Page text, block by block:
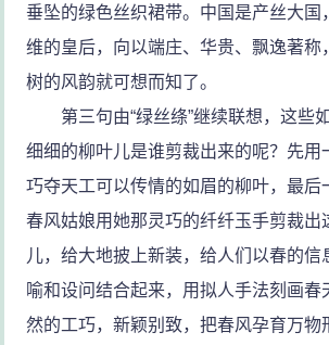
垂坠的绿色丝织裙带。中国是产丝大国
维的皇后，向以端庄、华贵、飘逸著称
树的风韵就可想而知了。
第三句由“绿丝绦”继续联想，这些
细细的柳叶儿是谁剪裁出来的呢？先用
巧夺天工可以传情的如眉的柳叶，最后
春风姑娘用她那灵巧的纤纤玉手剪裁出
儿，给大地披上新装，给人们以春的信
喻和设问结合起来，用拟人手法刻画春
然的工巧，新颖别致，把春风孕育万物